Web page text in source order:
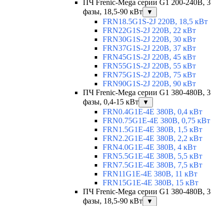
ПЧ Frenic-Mega серии G1 200-240В, 3
фазы, 18,5-90 кВт
▼
FRN18.5G1S-2J 220В, 18,5 кВт
FRN22G1S-2J 220В, 22 кВт
FRN30G1S-2J 220В, 30 кВт
FRN37G1S-2J 220В, 37 кВт
FRN45G1S-2J 220В, 45 кВт
FRN55G1S-2J 220В, 55 кВт
FRN75G1S-2J 220В, 75 кВт
FRN90G1S-2J 220В, 90 кВт
ПЧ Frenic-Mega серии G1 380-480В, 3
фазы, 0,4-15 кВт
▼
FRN0.4G1E-4E 380В, 0,4 кВт
FRN0.75G1E-4E 380В, 0,75 кВт
FRN1.5G1E-4E 380В, 1,5 кВт
FRN2.2G1E-4E 380В, 2,2 кВт
FRN4.0G1E-4E 380В, 4 кВт
FRN5.5G1E-4E 380В, 5,5 кВт
FRN7.5G1E-4E 380В, 7,5 кВт
FRN11G1E-4E 380В, 11 кВт
FRN15G1E-4E 380В, 15 кВт
ПЧ Frenic-Mega серии G1 380-480В, 3
фазы, 18,5-90 кВт
▼